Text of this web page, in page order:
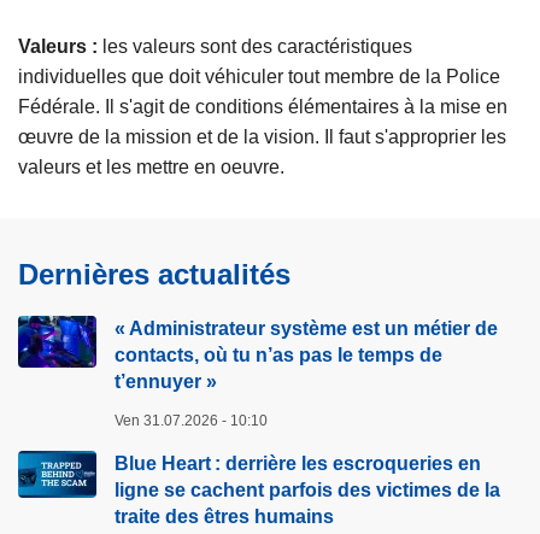
Valeurs : les valeurs sont des caractéristiques
individuelles que doit véhiculer tout membre de la Police
Fédérale. Il s'agit de conditions élémentaires à la mise en
œuvre de la mission et de la vision. Il faut s'approprier les
valeurs et les mettre en oeuvre.
Dernières actualités
« Administrateur système est un métier de
contacts, où tu n’as pas le temps de
t’ennuyer »
Ven 31.07.2026 - 10:10
Blue Heart : derrière les escroqueries en
ligne se cachent parfois des victimes de la
traite des êtres humains